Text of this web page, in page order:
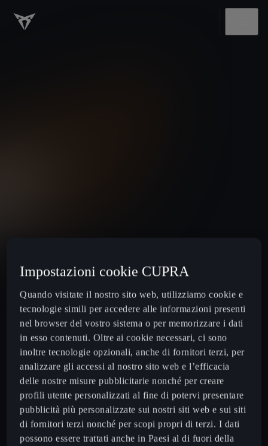
Impostazioni cookie CUPRA
Quando visitate il nostro sito web, utilizziamo cookie e
tecnologie simili per accedere alle informazioni presenti
nel browser del vostro sistema o per memorizzare i dati
in esso contenuti. Oltre ai cookie necessari, ci sono
inoltre tecnologie opzionali, anche di fornitori terzi, per
analizzare gli accessi al nostro sito web e l’efficacia
delle nostre misure pubblicitarie nonché per creare
profili utente personalizzati al fine di potervi presentare
pubblicità più personalizzate sui nostri siti web e sui siti
di fornitori terzi nonché per scopi propri di terzi. I dati
possono essere trattati anche in Paesi al di fuori della